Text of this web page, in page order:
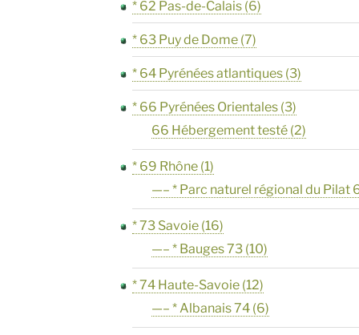
* 62 Pas-de-Calais (6)
* 63 Puy de Dome (7)
* 64 Pyrénées atlantiques (3)
* 66 Pyrénées Orientales (3)
66 Hébergement testé (2)
* 69 Rhône (1)
—– * Parc naturel régional du Pilat
* 73 Savoie (16)
—– * Bauges 73 (10)
* 74 Haute-Savoie (12)
—– * Albanais 74 (6)